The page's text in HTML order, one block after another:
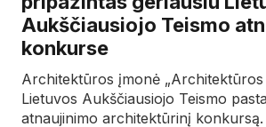
Aukščiausiojo Teismo
konkurse
Architektūros įmonė „Architektūros
Lietuvos Aukščiausiojo Teismo
atnaujinimo architektūrinį konkursą.